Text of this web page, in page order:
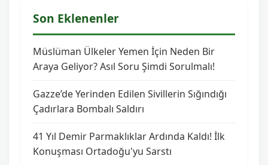
Son Eklenenler
Müslüman Ülkeler Yemen İçin Neden Bir
Araya Geliyor? Asıl Soru Şimdi Sorulmalı!
Gazze’de Yerinden Edilen Sivillerin Sığındığı
Çadırlara Bombalı Saldırı
41 Yıl Demir Parmaklıklar Ardında Kaldı! İlk
Konuşması Ortadoğu'yu Sarstı